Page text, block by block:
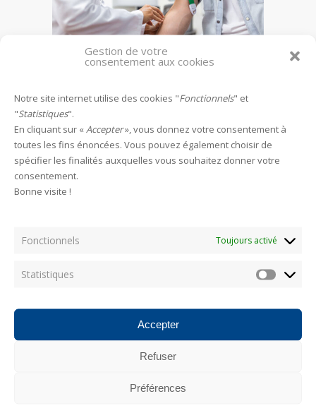
Gestion de votre
consentement aux cookies
Notre site internet utilise des cookies "Fonctionnels" et
"Statistiques".
En cliquant sur « Accepter», vous donnez votre consentement à
toutes les fins énoncées. Vous pouvez également choisir de
spécifier les finalités auxquelles vous souhaitez donner votre
consentement.
Bonne visite !
Fonctionnels Toujours activé
Statistiques
Accepter
Refuser
Préférences
Accident d’exposition au sang (AES)
Leave a reply
HAMECONS
Categories
AUCUNE CATÉGORIE
Les plus consultés